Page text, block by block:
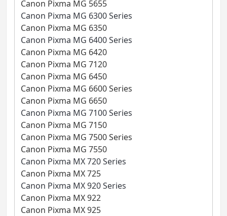
Canon Pixma MG 5655
Canon Pixma MG 6300 Series
Canon Pixma MG 6350
Canon Pixma MG 6400 Series
Canon Pixma MG 6420
Canon Pixma MG 7120
Canon Pixma MG 6450
Canon Pixma MG 6600 Series
Canon Pixma MG 6650
Canon Pixma MG 7100 Series
Canon Pixma MG 7150
Canon Pixma MG 7500 Series
Canon Pixma MG 7550
Canon Pixma MX 720 Series
Canon Pixma MX 725
Canon Pixma MX 920 Series
Canon Pixma MX 922
Canon Pixma MX 925